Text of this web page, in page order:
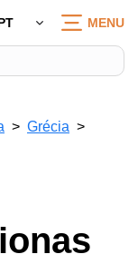
MENU
Grécia